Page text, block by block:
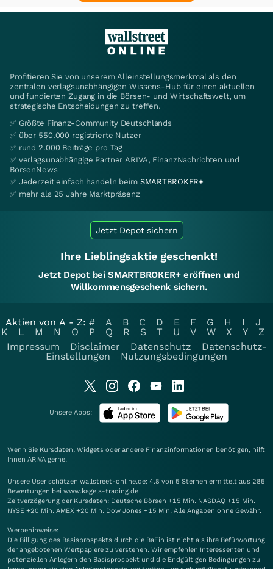
Profitieren Sie von unserem Alleinstellungsmerkmal als den
zentralen verlagsunabhängigen Wissens-Hub für einen aktuellen
und fundierten Zugang in die Börsen- und Wirtschaftswelt, um
strategische Entscheidungen zu treffen.
✅ Größte Finanz-Community Deutschlands
✅ über 550.000 registrierte Nutzer
✅ rund 2.000 Beiträge pro Tag
✅ verlagsunabhängige Partner ARIVA, FinanzNachrichten und
BörsenNews
✅ Jederzeit einfach handeln beim SMARTBROKER+
✅ mehr als 25 Jahre Marktpräsenz
Jetzt Depot sichern
Ihre Lieblingsaktie geschenkt!
Jetzt Depot bei SMARTBROKER+ eröffnen und
Willkommensgeschenk sichern.
Aktien von A - Z: # A B C D E F G H I
J
K
L M N O P Q R S T U V W X Y
Z
Impressum
Disclaimer Datenschutz
Datenschutz-
Einstellungen
Nutzungsbedingungen
Unsere Apps:
Wenn Sie Kursdaten, Widgets oder andere Finanzinformationen benötigen, hilft
Ihnen ARIVA gerne.
Unsere User schätzen wallstreet-online.de: 4.8 von 5 Sternen ermittelt aus 285
Bewertungen bei www.kagels-trading.de
Zeitverzögerung der Kursdaten: Deutsche Börsen +15 Min. NASDAQ +15 Min.
NYSE +20 Min. AMEX +20 Min. Dow Jones +15 Min. Alle Angaben ohne Gewähr.
Werbehinweise:
Die Billigung des Basisprospekts durch die BaFin ist nicht als ihre Befürwortung
der angebotenen Wertpapiere zu verstehen. Wir empfehlen Interessenten und
potenziellen Anlegern den Basisprospekt und die Endgültigen Bedingungen zu